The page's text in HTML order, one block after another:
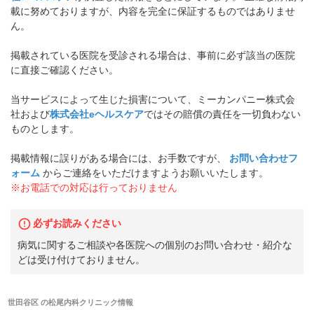
載に努めておりますが、内容を完全に保証するものではありませ
ん。
掲載されている医院を受診される場合は、事前に必ず該当の医院
に直接ご確認ください。
当サービスによって生じた損害について、ミーカンパニー株式会
社および株式会社eヘルスケアではその賠償の責任を一切負わない
ものとします。
掲載情報に誤りがある場合には、お手数ですが、
お問い合わせフ
ォーム からご連絡をいただけますようお願いいたします。
※お電話での対応は行っておりません
必ずお読みください
病気に関するご相談や各医院への個別のお問い合わせ・紹介な
どは受け付けておりません。
世田谷区の松尾内科クリニック情報